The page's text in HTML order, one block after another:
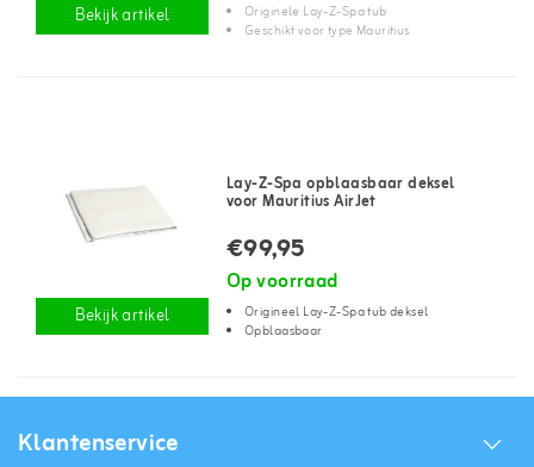
Bekijk artikel
Originele Lay-Z-Spa tub
Geschikt voor type Mauritius
Bekijk artikel
Lay-Z-Spa opblaasbaar deksel
voor Mauritius AirJet
€99,95
Op voorraad
Origineel Lay-Z-Spa tub deksel
Opblaasbaar
Klantenservice